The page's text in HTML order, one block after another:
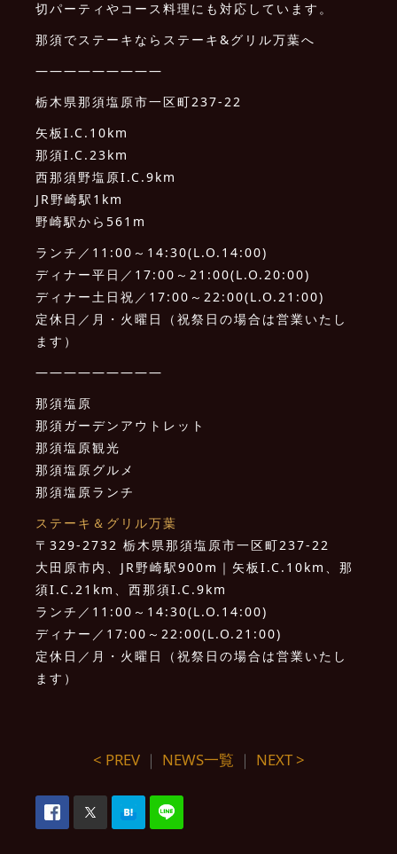
切パーティやコース料理にも対応しています。
那須でステーキならステーキ&グリル万葉へ
—————————
栃木県那須塩原市一区町237-22
矢板I.C.10km
那須I.C.23km
西那須野塩原I.C.9km
JR野崎駅1km
野崎駅から561m
ランチ／11:00～14:30(L.O.14:00)
ディナー平日／17:00～21:00(L.O.20:00)
ディナー土日祝／17:00～22:00(L.O.21:00)
定休日／月・火曜日（祝祭日の場合は営業いたし
ます）
—————————
那須塩原
那須ガーデンアウトレット
那須塩原観光
那須塩原グルメ
那須塩原ランチ
ステーキ＆グリル万葉
〒329-2732 栃木県那須塩原市一区町237-22
大田原市内、JR野崎駅900m｜矢板I.C.10km、那
須I.C.21km、西那須I.C.9km
ランチ／11:00～14:30(L.O.14:00)
ディナー／17:00～22:00(L.O.21:00)
定休日／月・火曜日（祝祭日の場合は営業いたし
ます）
< PREV｜ NEWS一覧 ｜ NEXT >